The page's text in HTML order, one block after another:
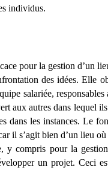
individus.
pour la gestion d’un
des idées. Elle
salariée,
aux autres dans lequel
dans les instances. Le
il s’agit bien d’un lieu
y compris pour la
un projet. Ceci